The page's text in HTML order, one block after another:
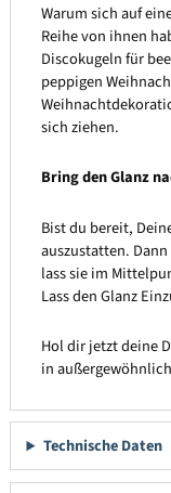
Warum sich auf
Reihe von ihnen
Discokugeln für
peppigen
sich ziehen.
Bring den Glanz
Bist du bereit,
auszustatten.
lass sie im
Lass den Glanz
Hol dir jetzt deine
in
Technische Daten